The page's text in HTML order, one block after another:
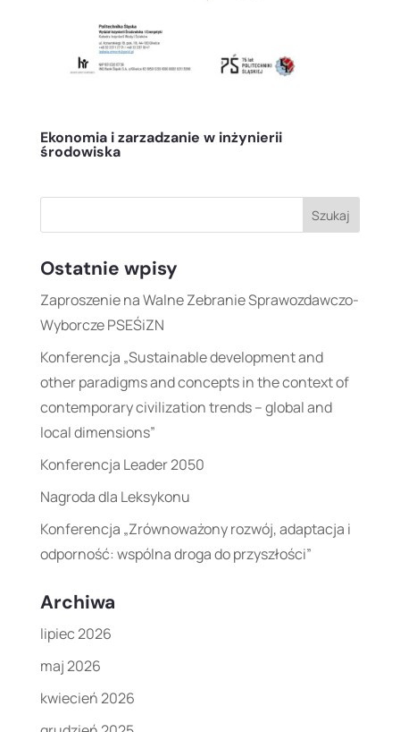
Ekonomia i zarzadzanie w inżynierii
środowiska
Ostatnie wpisy
Zaproszenie na Walne Zebranie Sprawozdawczo-
Wyborcze PSEŚiZN
Konferencja „Sustainable development and
other paradigms and concepts in the context of
contemporary civilization trends – global and
local dimensions”
Konferencja Leader 2050
Nagroda dla Leksykonu
Konferencja „Zrównoważony rozwój, adaptacja i
odporność: wspólna droga do przyszłości”
Archiwa
lipiec 2026
maj 2026
kwiecień 2026